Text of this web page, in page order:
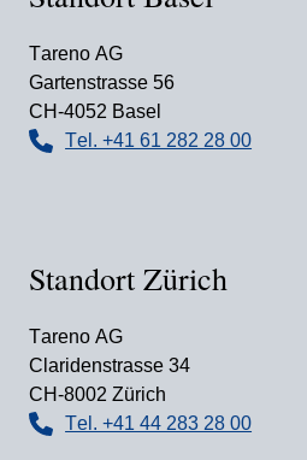
Tareno AG
Garten­strasse 56
CH-4052 Basel
Tel. +41 61 282 28 00
Standort Zürich
Tareno AG
Clari­den­strasse 34
CH-8002 Zürich
Tel. +41 44 283 28 00